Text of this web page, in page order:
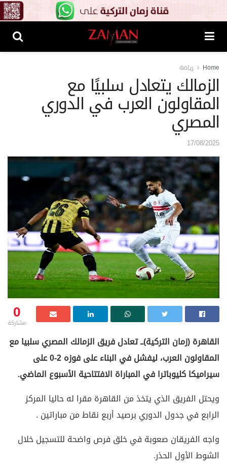
Home رياضة
الزمالك يتعادل سلبيًا مع
المقاولون العرب في الدوري
المصري
17/08/2025
0
مشاركة
القاهرة (زمان التركية)ــ تعادل فريق الزمالك المصري سلبيا مع
المقاولون العرب، ليفشل في البناء على فوزه 2-0 على
سيراميكا كليوباترا في المباراة الافتتاحية الأسبوع الماضي.
ويحتل الفريق الذي يتخذ من القاهرة مقرا له حاليا المركز
الرابع في جدول الدوري برصيد أربع نقاط من مباراتين .
واجه الفريقان صعوبة في خلق فرص واضحة للتسجيل خلال
الشوط الأول الحذر.